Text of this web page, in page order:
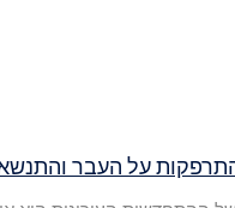
התרפקות על העבר